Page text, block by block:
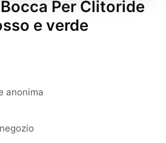
Per Clitoride
e verde
anonima